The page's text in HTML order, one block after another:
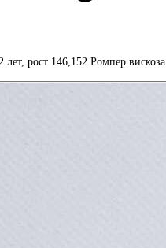
лет, рост 146,152 Ромпер вискоза